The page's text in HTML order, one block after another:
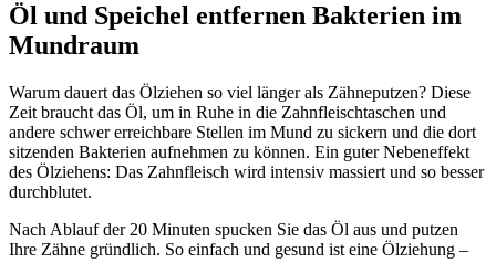
Öl und Speichel entfernen Bakterien im
Mundraum
Warum dauert das Ölziehen so viel länger als Zähneputzen? Diese
Zeit braucht das Öl, um in Ruhe in die Zahnfleischtaschen und
andere schwer erreichbare Stellen im Mund zu sickern und die dort
sitzenden Bakterien aufnehmen zu können. Ein guter Nebeneffekt
des Ölziehens: Das Zahnfleisch wird intensiv massiert und so besser
durchblutet.
Nach Ablauf der 20 Minuten spucken Sie das Öl aus und putzen
Ihre Zähne gründlich. So einfach und gesund ist eine Ölziehung –